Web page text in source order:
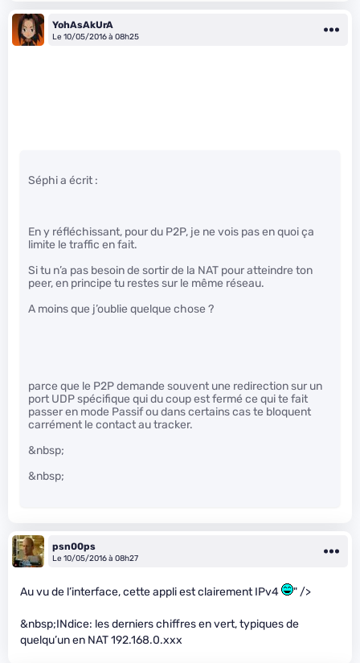
YohAsAkUrA
Le 10/05/2016 à 08h25
Séphi a écrit :
En y réfléchissant, pour du P2P, je ne vois pas en quoi ça
limite le traffic en fait.
Si tu n’a pas besoin de sortir de la NAT pour atteindre ton
peer, en principe tu restes sur le même réseau.
A moins que j’oublie quelque chose ?
parce que le P2P demande souvent une redirection sur un
port UDP spécifique qui du coup est fermé ce qui te fait
passer en mode Passif ou dans certains cas te bloquent
carrément le contact au tracker.
&nbsp;
&nbsp;
psn00ps
Le 10/05/2016 à 08h27
Au vu de l’interface, cette appli est clairement IPv4 " />
&nbsp;INdice: les derniers chiffres en vert, typiques de
quelqu’un en NAT 192.168.0.xxx